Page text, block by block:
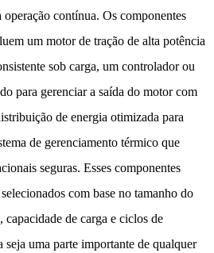
contínua. Os componentes
um motor de tração de alta potência
sob carga, um controlador ou
para gerenciar a saída do motor com
de energia otimizada para
de gerenciamento térmico que
seguras. Esses componentes
com base no tamanho do
de carga e ciclos de
uma parte importante de qualquer